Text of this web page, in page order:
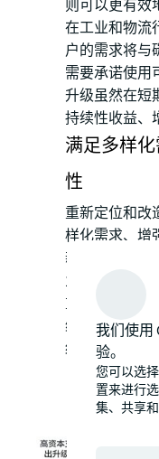
则可以更有效
在工业和物流
户的需求将与
需要承诺使用
升级虽然在短
持续性收益、
满足多样
性
重新定位和改
样化需求、增
新定位并确定
业绩改善情况
重点则是提升
绩改善则是空
结果。
我们使用
验。
您可以选
置来进行
集、共享